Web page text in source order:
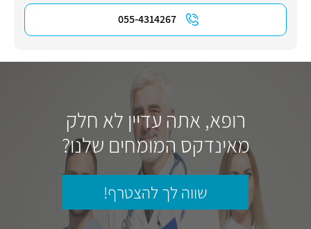
055-4314267
רופא, אתה עדיין לא חלק
מאינדקס המומחים שלנו?
שווה לך להצטרף!